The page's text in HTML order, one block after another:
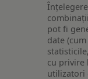
pot fi
date
cu privire
utilizatori